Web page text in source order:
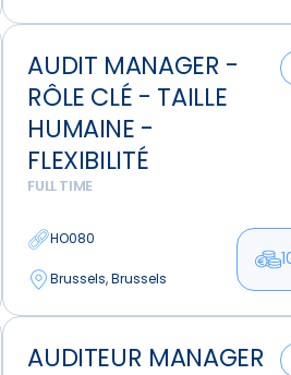
AUDIT MANAGER -
RÔLE CLÉ - TAILLE
HUMAINE -
FLEXIBILITÉ
FULL TIME
HO080
Brussels, Brussels
Audit
Manager
Rôle
humaine
Flexibilité
AUDITEUR MANAGER
Auditeur
Manager